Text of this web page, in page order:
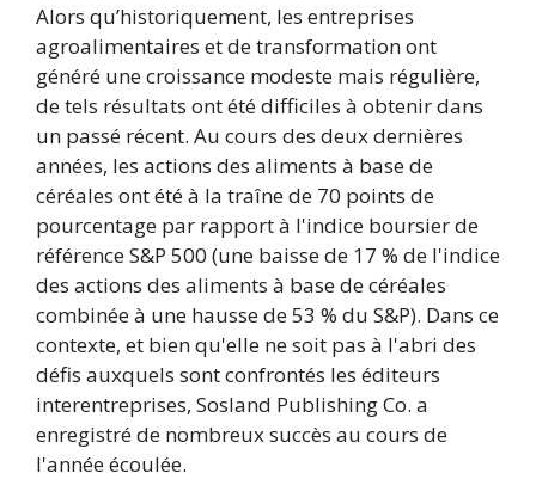
Alors qu’historiquement, les entreprises
agroalimentaires et de transformation ont
généré une croissance modeste mais régulière,
de tels résultats ont été difficiles à obtenir dans
un passé récent. Au cours des deux dernières
années, les actions des aliments à base de
céréales ont été à la traîne de 70 points de
pourcentage par rapport à l'indice boursier de
référence S&P 500 (une baisse de 17 % de l'indice
des actions des aliments à base de céréales
combinée à une hausse de 53 % du S&P). Dans ce
contexte, et bien qu'elle ne soit pas à l'abri des
défis auxquels sont confrontés les éditeurs
interentreprises, Sosland Publishing Co. a
enregistré de nombreux succès au cours de
l'année écoulée.